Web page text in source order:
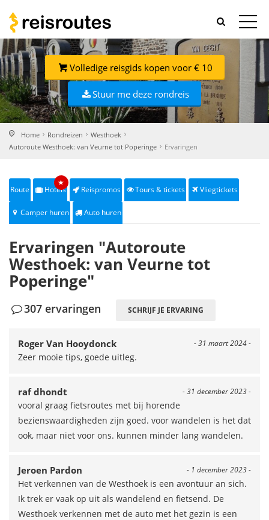
Volledige reisgids kopen voor € 10
Stuur me deze rondreis
Home Rondreizen
Westhoek
Autoroute Westhoek: van Veurne tot Poperinge
Ervaringen
Route Hotels
★
Reispromos Tours & tickets Vliegtickets
Camper huren Auto huren
Ervaringen "Autoroute
Westhoek: van Veurne tot
Poperinge"
307 ervaringen SCHRIJF JE ERVARING
- 31 maart 2024 -
Roger Van Hooydonck
Zeer mooie tips, goede uitleg.
- 31 december 2023 -
raf dhondt
vooral graag fietsroutes met bij horende
bezienswaardigheden zijn goed. voor wandelen is het dat
ook, maar niet voor ons. kunnen minder lang wandelen.
- 1 december 2023 -
Jeroen Pardon
Het verkennen van de Westhoek is een avontuur an sich.
Ik trek er vaak op uit als wandelend en fietsend. De
Westhoek verkennen met de auto met het gezin is een